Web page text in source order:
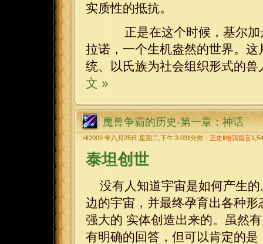
实质性的抵抗。
正是在这个时候，基尔加
拉诺，一个生机盎然的世界。
统、以氏族为社会组织形式的
文 »
魔兽争霸的历史-第一章：神话
>‖2009 年八月25日,星期二,下午 3:03‖分类： 正史‖给我留言
泰坦创世
没有人知道宇宙是如何产生
边的宇宙，并最终孕育出各种
强大的 实体创造出来的。虽然
有明确的回答，但可以肯定的